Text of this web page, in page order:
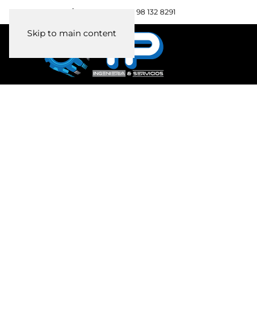
Skip to main content
Celular / WhatsApp: +593 98 132 8291